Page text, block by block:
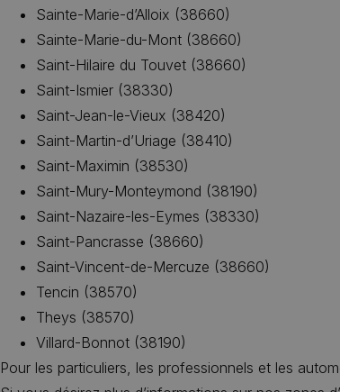
Sainte-Marie-d’Alloix (38660)
Sainte-Marie-du-Mont (38660)
Saint-Hilaire du Touvet (38660)
Saint-Ismier (38330)
Saint-Jean-le-Vieux (38420)
Saint-Martin-d’Uriage (38410)
Saint-Maximin (38530)
Saint-Mury-Monteymond (38190)
Saint-Nazaire-les-Eymes (38330)
Saint-Pancrasse (38660)
Saint-Vincent-de-Mercuze (38660)
Tencin (38570)
Theys (38570)
Villard-Bonnot (38190)
Pour les particuliers, les professionnels et les